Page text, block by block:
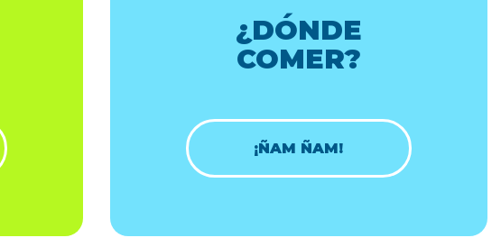
¿DÓNDE
COMER?
¡ÑAM ÑAM!